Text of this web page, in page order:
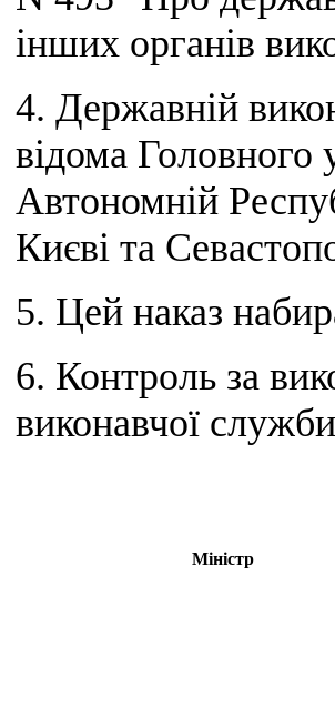
інших органів
4. Державній
відома Головного
Автономній
Києві та
5. Цей наказ
6. Контроль за
виконавчої
Міністр